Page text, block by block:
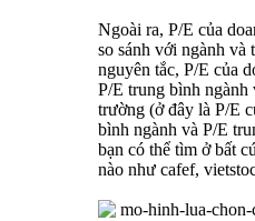
Ngoài ra, P/E của
so sánh với ngành và
nguyên tắc, P/E của
P/E trung bình ngành
trường (ở đây là P/E
bình ngành và P/E
bạn có thể tìm ở bất
nào như cafef,